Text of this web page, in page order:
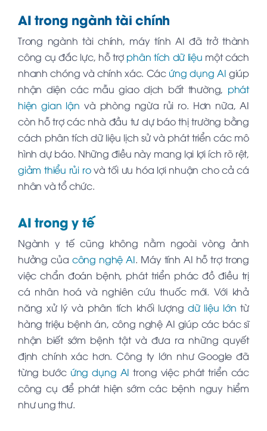
AI trong ngành tài chính
Trong ngành tài chính, máy tính AI đã trở thành
công cụ đắc lực, hỗ trợ phân tích dữ liệu một cách
nhanh chóng và chính xác. Các ứng dụng AI giúp
nhận diện các mẫu giao dịch bất thường, phát
hiện gian lận và phòng ngừa rủi ro. Hơn nữa, AI
còn hỗ trợ các nhà đầu tư dự báo thị trường bằng
cách phân tích dữ liệu lịch sử và phát triển các mô
hình dự báo. Những điều này mang lại lợi ích rõ rệt,
giảm thiểu rủi rovà tối ưu hóa lợi nhuận cho cả cá
nhân và tổ chức.
AI trong y tế
Ngành y tế cũng không nằm ngoài vòng ảnh
hưởng của công nghệ AI. Máy tính AI hỗ trợ trong
việc chẩn đoán bệnh, phát triển phác đồ điều trị
cá nhân hoá và nghiên cứu thuốc mới. Với khả
năng xử lý và phân tích khối lượngdữ liệu lớn từ
hàng triệu bệnh án, công nghệ AI giúp các bác sĩ
nhận biết sớm bệnh tật và đưa ra những quyết
định chính xác hơn. Công ty lớn như Google đã
từng bước ứng dụng AI trong việc phát triển các
công cụ để phát hiện sớm các bệnh nguy hiểm
như ung thư.